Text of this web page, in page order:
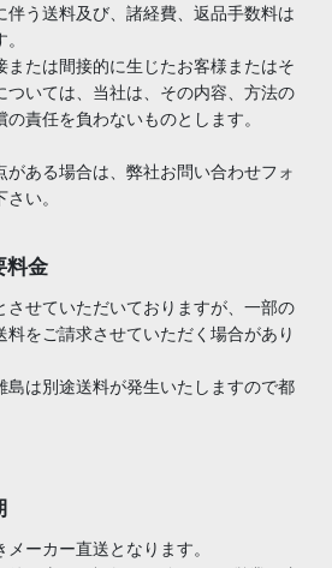
伴う送料及び、諸経費、返品手数料は
または間接的に生じたお客様またはそ
ついては、当社は、その内容、方法の
責任を負わないものとします。
がある場合は、弊社お問い合わせフォ
い。
料金
させていただいておりますが、一部の
をご請求させていただく場合があり
島は別途送料が発生いたしますので都
ーカー直送となります。